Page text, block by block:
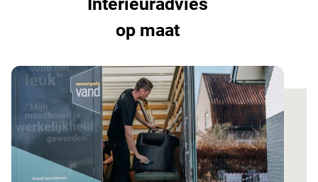
op maat